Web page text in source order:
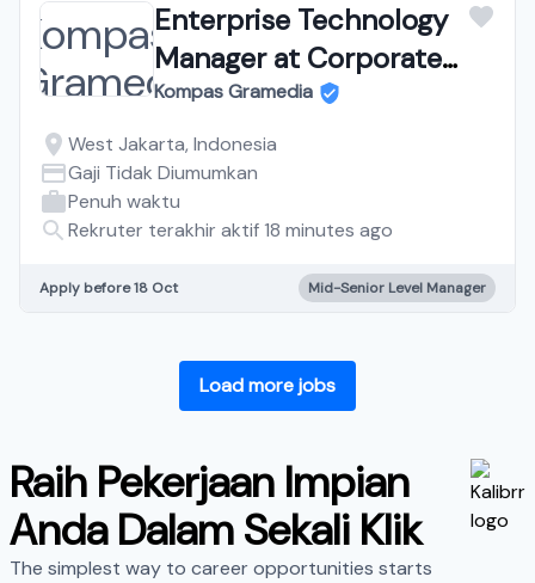
Enterprise Technology
Manager at Corporate
IT&IS
Kompas Gramedia
West Jakarta, Indonesia
Gaji Tidak Diumumkan
Penuh waktu
Rekruter terakhir aktif 18 minutes ago
Apply before 18 Oct Mid-Senior Level Manager
Load more jobs
Raih Pekerjaan Impian
Anda Dalam Sekali Klik
The simplest way to career opportunities starts